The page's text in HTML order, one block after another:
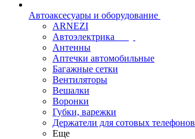
Автоаксесуары и оборудование
ARNEZI
Автоэлектрика
Антенны
Аптечки автомобильные
Багажные сетки
Вентиляторы
Вешалки
Воронки
Губки, варежки
Держатели для сотовых телефонов
Еще